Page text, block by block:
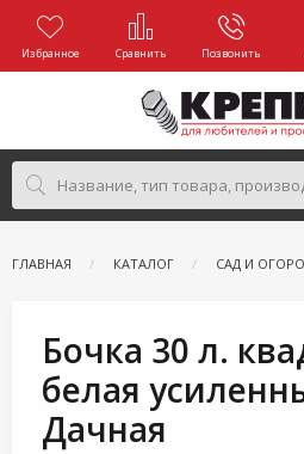
Избранное Сравнить Позвонить
ГЛАВНАЯ КАТАЛОГ САД И
Бочка 30 л.
белая
Дачная